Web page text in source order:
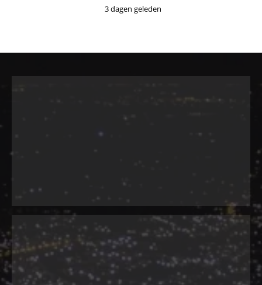
3 dagen geleden